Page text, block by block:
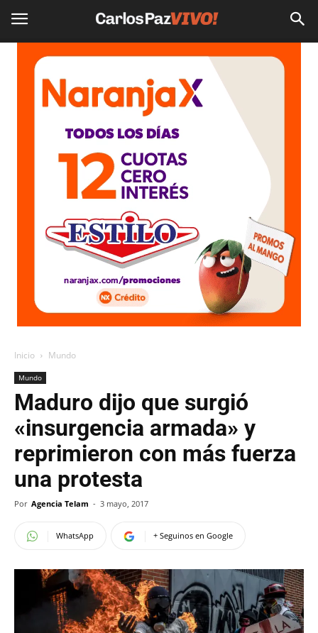
Inicio Mundo
Mundo
Maduro dijo que surgió
«insurgencia armada» y
reprimieron con más fuerza
una protesta
Por Agencia Telam - 3 mayo, 2017
WhatsApp + Seguinos en Google